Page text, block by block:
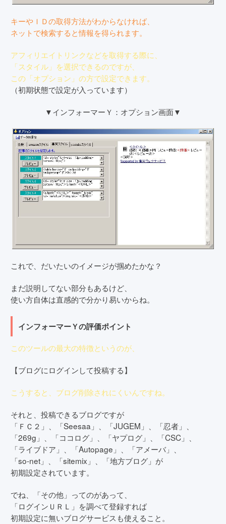
キーやＩＤの取得方法がわからなければ、
ネットで検索すると情報を得られます。
アフィリエイトリンクなどを取得する際に、
「スタイル」を選択できるのですが、
この「オプション」の方で設定できます。
（初期状態で設定が入っています）
▼インフォーマーＹ：オプション画面▼
これで、だいたいのイメージが掴めたかな？
まだ説明してない部分もあるけど、
使い方自体は直感的で分かり易いからね。
インフォーマーＹの評価ポイント
このツールの最大の特徴というのが、
【ブログにログインして投稿する】
こうすると、ブログ削除されにくいんですね。
それと、投稿できるブログですが
「ＦＣ２」、「Seesaa」、「JUGEM」、「忍者」、
「269g」、「ココログ」、「ヤプログ」、「CSC」、
「ライブドア」、「Autopage」、「アメーバ」、
「so-net」、「sitemix」、「地方ブログ」が
初期設定されています。
でね、「その他」ってのがあって、
「ログインＵＲＬ」を調べて登録すれば
初期設定に無いブログサービスも使えること。